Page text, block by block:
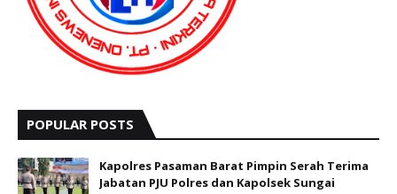
POPULAR POSTS
Kapolres Pasaman Barat Pimpin Serah Terima
Jabatan PJU Polres dan Kapolsek Sungai